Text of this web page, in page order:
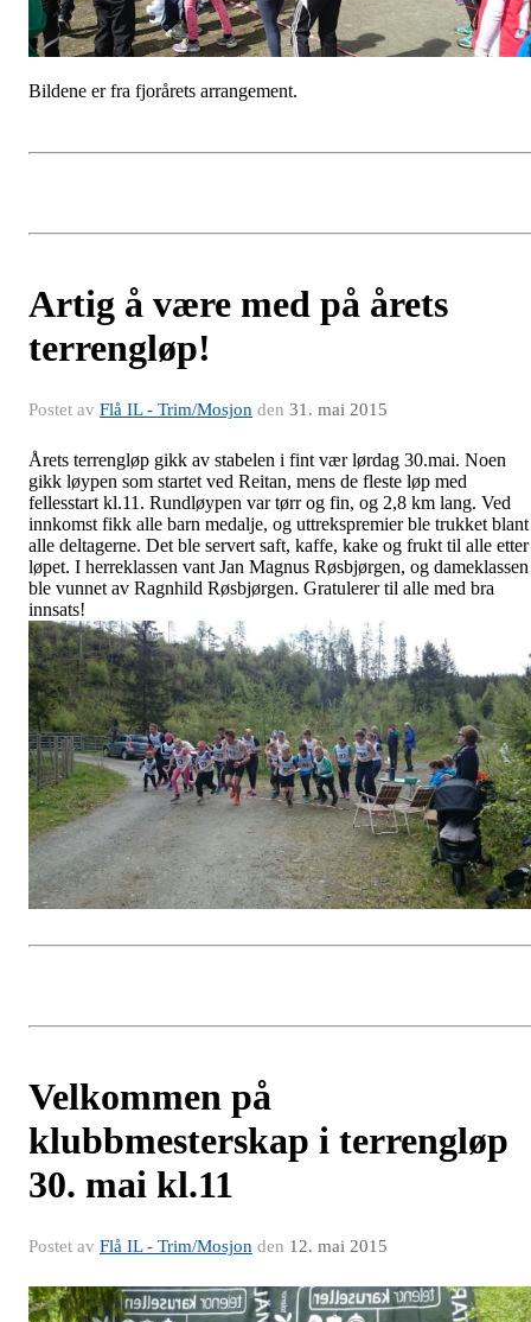
Bildene er fra fjorårets arrangement.
Artig å være med på årets
terrengløp!
Postet av Flå IL - Trim/Mosjon den 31. mai 2015
Årets terrengløp gikk av stabelen i fint vær lørdag 30.mai. Noen
gikk løypen som startet ved Reitan, mens de fleste løp med
fellesstart kl.11. Rundløypen var tørr og fin, og 2,8 km lang. Ved
innkomst fikk alle barn medalje, og uttrekspremier ble trukket blant
alle deltagerne. Det ble servert saft, kaffe, kake og frukt til alle etter
løpet. I herreklassen vant Jan Magnus Røsbjørgen, og dameklassen
ble vunnet av Ragnhild Røsbjørgen. Gratulerer til alle med bra
innsats!
Velkommen på
klubbmesterskap i terrengløp
30. mai kl.11
Postet av Flå IL - Trim/Mosjon den 12. mai 2015